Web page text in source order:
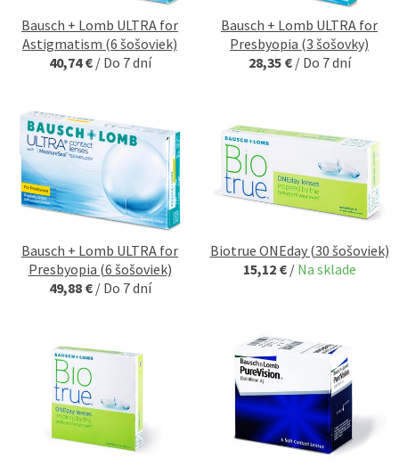
Bausch + Lomb ULTRA for
Astigmatism (6 šošoviek)
40,74 € / Do 7 dní
Bausch + Lomb ULTRA for
Presbyopia (3 šošovky)
28,35 € / Do 7 dní
Bausch + Lomb ULTRA for
Presbyopia (6 šošoviek)
49,88 € / Do 7 dní
Biotrue ONEday (30 šošoviek)
15,12 € / Na sklade